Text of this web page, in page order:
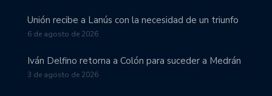
Unión recibe a Lanús con la necesidad de un triunfo
6 de agosto de 2026
Iván Delfino retorna a Colón para suceder a Medrán
3 de agosto de 2026